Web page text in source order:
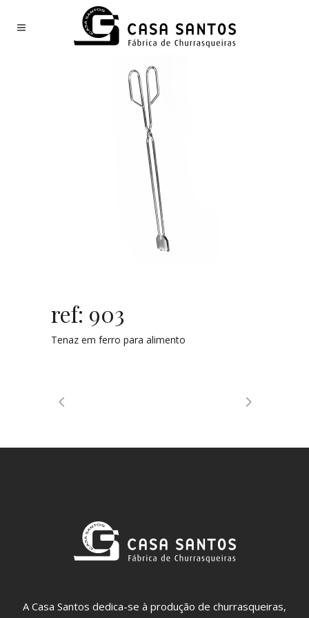
ref: 903
Tenaz em ferro para alimento
A Casa Santos dedica-se à produção de churrasqueiras,